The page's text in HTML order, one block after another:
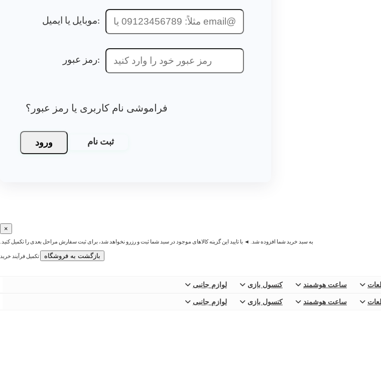
موبایل یا ایمیل:
رمز عبور:
فراموشی نام کاربری یا رمز عبور؟
ورود ثبت نام
×
به سبد خرید شما افزوده شد. ◄ با تایید این گزینه کالاهای موجود در سبد شما ثبت و رزرو نخواهد شد، برای ثبت سفارش مراحل بعدی را تکمیل کنید.
بازگشت به فروشگاه تکمیل فرآیند خرید
ساعت هوشمند کنسول بازی لوازم جانبی
ساعت هوشمند کنسول بازی لوازم جانبی